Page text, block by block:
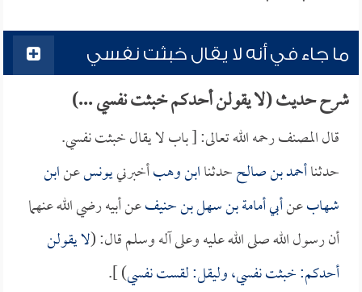
ما جاء في أنه لا يقال خبثت نفسي
شرح حديث (لا يقولن أحدكم خبثت نفسي ...)
قال المصنف رحمه الله تعالى: [ باب لا يقال خبثت نفسي.
حدثناأحمد بن صالححدثناابن وهبأخبرنييونسعنابن
شهابعنأبي أمامة بن سهل بن حنيفعن أبيه رضي الله عنهما
أن رسول الله صلى الله عليه وعلى آله وسلم قال: (لا يقولن
أحدكم: خبثت نفسي، وليقل: لقست نفسي) ].